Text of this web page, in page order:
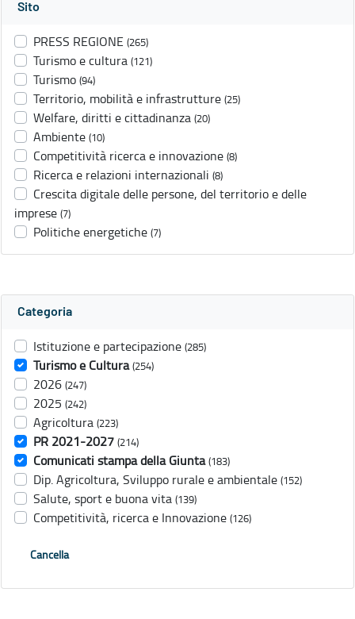
Sito
PRESS REGIONE (265)
Turismo e cultura (121)
Turismo (94)
Territorio, mobilità e infrastrutture (25)
Welfare, diritti e cittadinanza (20)
Ambiente (10)
Competitività ricerca e innovazione (8)
Ricerca e relazioni internazionali (8)
Crescita digitale delle persone, del territorio e delle
imprese (7)
Politiche energetiche (7)
Categoria
Istituzione e partecipazione (285)
Turismo e Cultura (254)
2026 (247)
2025 (242)
Agricoltura (223)
PR 2021-2027 (214)
Comunicati stampa della Giunta (183)
Dip. Agricoltura, Sviluppo rurale e ambientale (152)
Salute, sport e buona vita (139)
Competitività, ricerca e Innovazione (126)
Cancella